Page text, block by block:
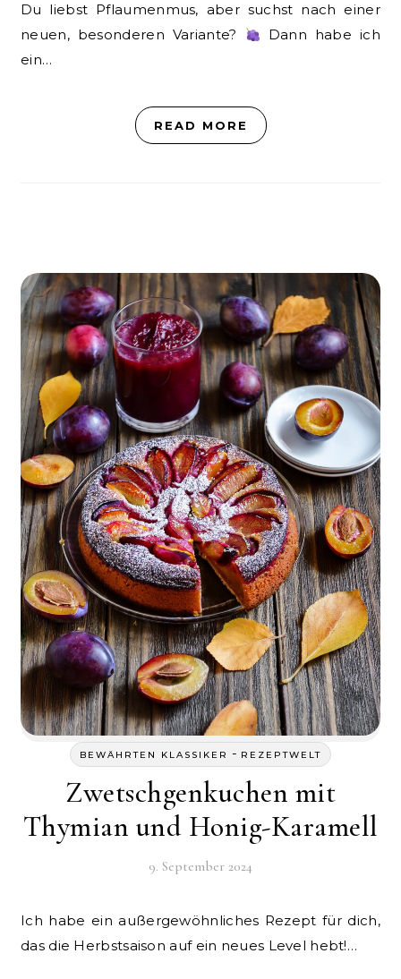
Du liebst Pflaumenmus, aber suchst nach einer
neuen, besonderen Variante?
Dann habe ich
ein…
READ MORE
BEWÄHRTEN KLASSIKER - REZEPTWELT
Zwetschgenkuchen mit
Thymian und Honig-Karamell
9. September 2024
Ich habe ein außergewöhnliches Rezept für dich,
das die Herbstsaison auf ein neues Level hebt!…